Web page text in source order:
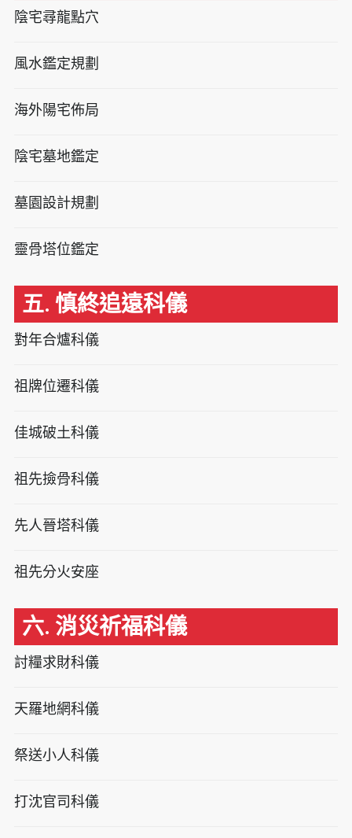
陰宅尋龍點穴
風水鑑定規劃
海外陽宅佈局
陰宅墓地鑑定
墓園設計規劃
靈骨塔位鑑定
五. 慎終追遠科儀
對年合爐科儀
祖牌位遷科儀
佳城破土科儀
祖先撿骨科儀
先人晉塔科儀
祖先分火安座
六. 消災祈福科儀
討糧求財科儀
天羅地網科儀
祭送小人科儀
打沈官司科儀